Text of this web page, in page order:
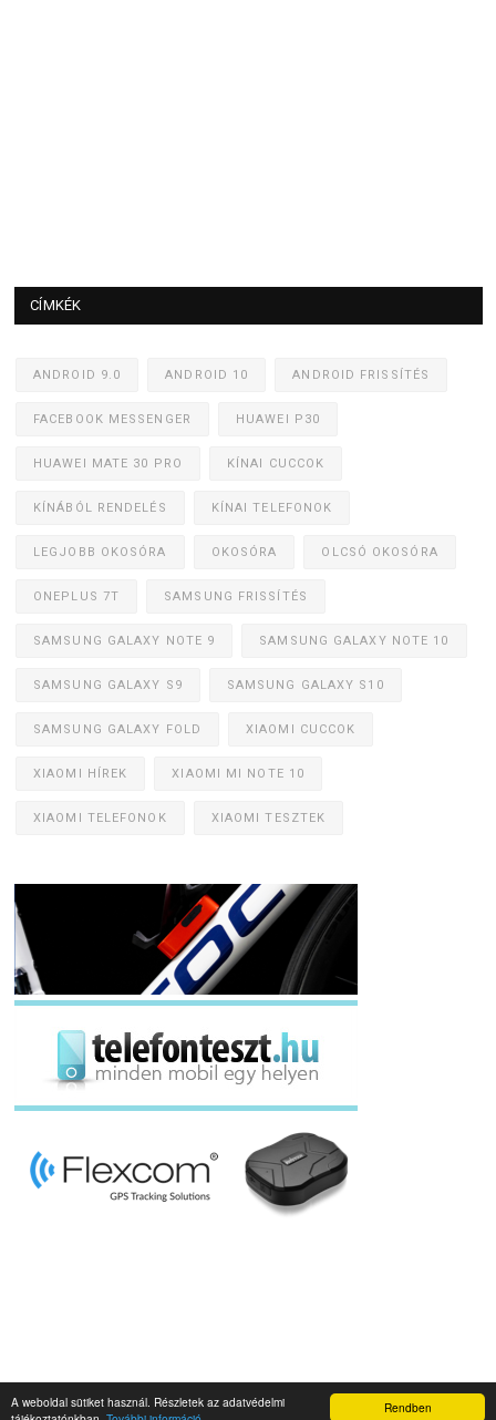
Rendben
A weboldal sütiket használ. Részletek az adatvédelmi
CÍMKÉK
ANDROID 9.0 ANDROID 10 ANDROID FRISSÍTÉS
FACEBOOK MESSENGER HUAWEI P30
HUAWEI MATE 30 PRO KÍNAI CUCCOK
KÍNÁBÓL RENDELÉS KÍNAI TELEFONOK
LEGJOBB OKOSÓRA OKOSÓRA OLCSÓ OKOSÓRA
ONEPLUS 7T SAMSUNG FRISSÍTÉS
SAMSUNG GALAXY NOTE 9 SAMSUNG GALAXY NOTE 10
SAMSUNG GALAXY S9 SAMSUNG GALAXY S10
SAMSUNG GALAXY FOLD XIAOMI CUCCOK
XIAOMI HÍREK XIAOMI MI NOTE 10
XIAOMI TELEFONOK XIAOMI TESZTEK
Napidroid.hu 2019